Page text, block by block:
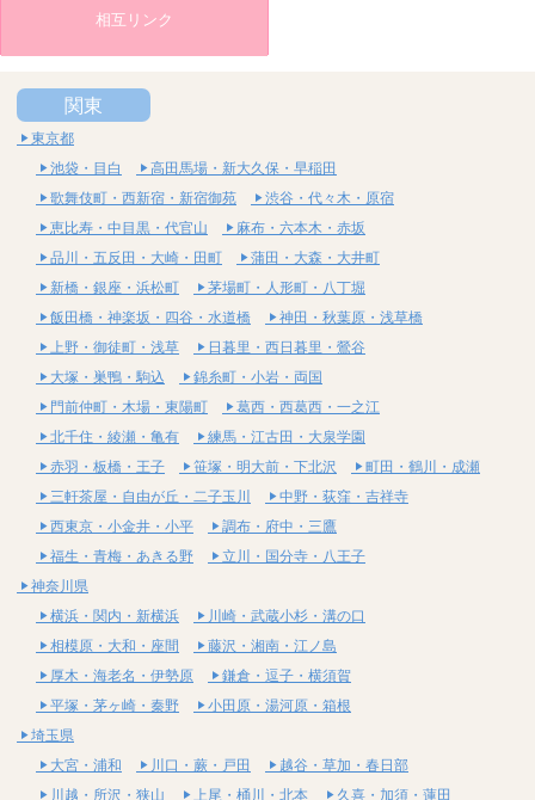
相互リンク
関東
東京都
池袋・目白
高田馬場・新大久保・早稲田
歌舞伎町・西新宿・新宿御苑
渋谷・代々木・原宿
恵比寿・中目黒・代官山
麻布・六本木・赤坂
品川・五反田・大崎・田町
蒲田・大森・大井町
新橋・銀座・浜松町
茅場町・人形町・八丁堀
飯田橋・神楽坂・四谷・水道橋
神田・秋葉原・浅草橋
上野・御徒町・浅草
日暮里・西日暮里・鶯谷
大塚・巣鴨・駒込
錦糸町・小岩・両国
門前仲町・木場・東陽町
葛西・西葛西・一之江
北千住・綾瀬・亀有
練馬・江古田・大泉学園
赤羽・板橋・王子
笹塚・明大前・下北沢
町田・鶴川・成瀬
三軒茶屋・自由が丘・二子玉川
中野・荻窪・吉祥寺
西東京・小金井・小平
調布・府中・三鷹
福生・青梅・あきる野
立川・国分寺・八王子
神奈川県
横浜・関内・新横浜
川崎・武蔵小杉・溝の口
相模原・大和・座間
藤沢・湘南・江ノ島
厚木・海老名・伊勢原
鎌倉・逗子・横須賀
平塚・茅ヶ崎・秦野
小田原・湯河原・箱根
埼玉県
大宮・浦和
川口・蕨・戸田
越谷・草加・春日部
川越・所沢・狭山
上尾・桶川・北本 久喜・加須・蓮田